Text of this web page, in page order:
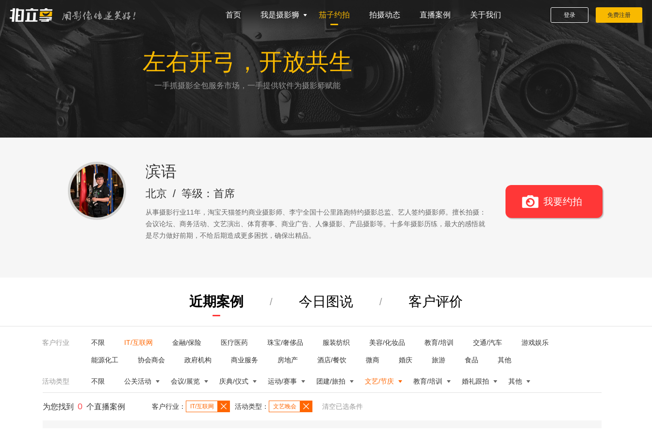
首页 我是摄影狮 茄子约拍 拍摄动态 直播案例 关于我们 登录 免费注册
左右开弓，开放共生
一手抓摄影全包服务市场，一手提供软件为摄影师赋能
滨语
北京 / 等级：首席
从事摄影行业11年，淘宝天猫签约商业摄影师、李宁全国十公里路跑特约摄影总监、艺人签约摄影师。擅长拍摄：
会议论坛、商务活动、文艺演出、体育赛事、商业广告、人像摄影、产品摄影等。十多年摄影历练，最大的感悟就
是尽力做好前期，不给后期造成更多困扰，确保出精品。
我要约拍
近期案例 / 今日图说 / 客户评价
客户行业 不限 IT/互联网 金融/保险 医疗医药 珠宝/奢侈品 服装纺织 美容/化妆品 教育/培训 交通/汽车 游戏娱乐
能源化工 协会商会 政府机构 商业服务 房地产 酒店/餐饮 微商 婚庆 旅游 食品 其他
活动类型 不限 公关活动 会议/展览 庆典/仪式 运动/赛事 团建/旅拍 文艺/节庆 教育/培训 婚礼跟拍 其他
为您找到 0 个直播案例 客户行业： IT/互联网 活动类型： 文艺晚会 清空已选条件